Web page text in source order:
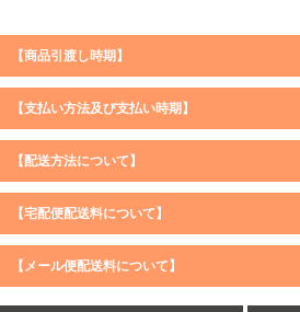
【商品引渡し時期】
【支払い方法及び支払い時期】
【配送方法について】
【宅配便配送料について】
購入価格 ／ 地域 通常
5,900円（税込）未満
590円（税込）
【メール便配送料について】